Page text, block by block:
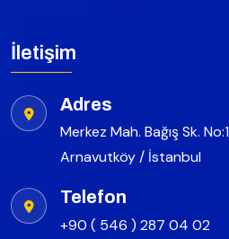
İletişim
Adres
Merkez Mah. Bağış Sk. No:1
Arnavutköy / İstanbul
Telefon
+90 ( 546 ) 287 04 02